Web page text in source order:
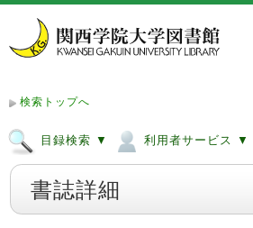
検索トップへ
目録検索 ▼ 利用者サービス ▼
書誌詳細